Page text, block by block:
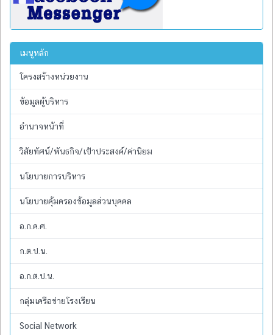
เมนูหลัก
โครงสร้างหน่วยงาน
ข้อมูลผู้บริหาร
อำนาจหน้าที่
วิสัยทัศน์/พันธกิจ/เป้าประสงค์/ค่านิยม
นโยบายการบริหาร
นโยบายคุ้มครองข้อมูลส่วนบุคคล
อ.ก.ค.ศ.
ก.ต.ป.น.
อ.ก.ต.ป.น.
กลุ่มเครือข่ายโรงเรียน
Social Network